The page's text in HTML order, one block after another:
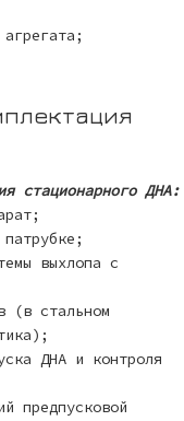
стационарного ДНА:
выхлопа с
(в стальном
ДНА и контроля
предпусковой